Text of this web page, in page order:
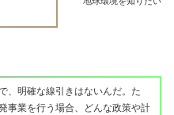
、明確な線引きはないんだ。た
事業を行う場合、どんな政策や計